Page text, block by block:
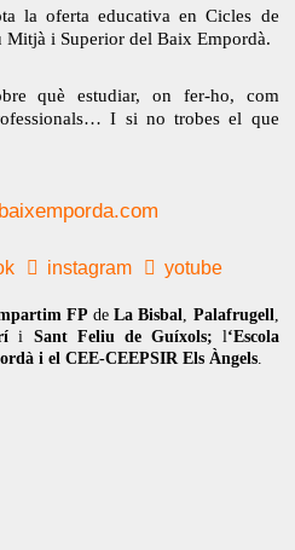
la oferta educativa en Cicles de
Mitjà i Superior del Baix Empordà.
què estudiar, on fer-ho, com
I si no trobes el que
instagram yotube
FP deLa Bisbal, Palafrugell,
i Sant Feliu de Guíxols; l‘Escola
i el CEE-CEEPSIR Els Àngels.